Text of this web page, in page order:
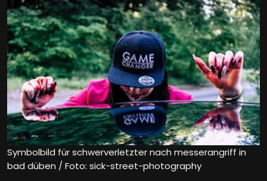
Symbolbild für schwerverletzter nach messerangriff in
bad düben / Foto: sick-street-photography